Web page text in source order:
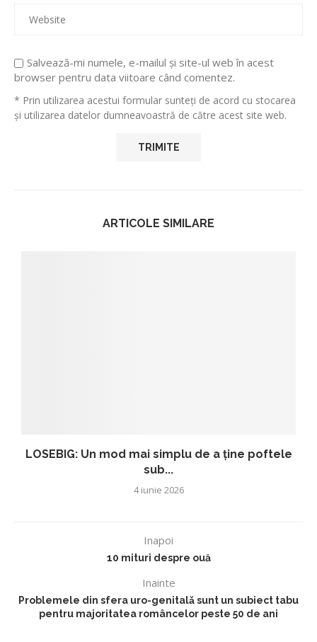
Salvează-mi numele, e-mailul și site-ul web în acest
browser pentru data viitoare când comentez.
* Prin utilizarea acestui formular sunteți de acord cu stocarea
și utilizarea datelor dumneavoastră de către acest site web.
ARTICOLE SIMILARE
LOSEBIG: Un mod mai simplu de a ține poftele
sub...
4 iunie 2026
Inapoi
10 mituri despre ouă
Inainte
Problemele din sfera uro-genitalǎ sunt un subiect tabu
pentru majoritatea româncelor peste 50 de ani